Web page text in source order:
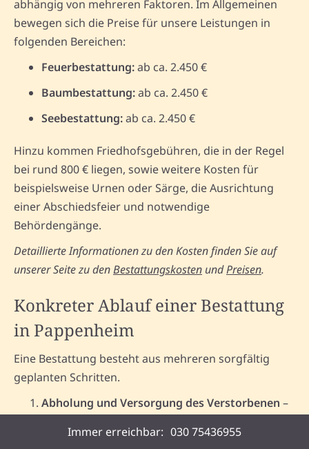
abhängig von mehreren Faktoren. Im Allgemeinen
bewegen sich die Preise für unsere Leistungen in
folgenden Bereichen:
Feuerbestattung:ab ca. 2.450 €
Baumbestattung:ab ca. 2.450 €
Seebestattung:ab ca. 2.450 €
Hinzu kommen Friedhofsgebühren, die in der Regel
bei rund 800 € liegen, sowie weitere Kosten für
beispielsweise Urnen oder Särge, die Ausrichtung
einer Abschiedsfeier und notwendige
Behördengänge.
Detaillierte Informationen zu den Kosten finden Sie auf
unserer Seite zu denBestattungskosten undPreisen.
Konkreter Ablauf einer Bestattung
in Pappenheim
Eine Bestattung besteht aus mehreren sorgfältig
geplanten Schritten.
Abholung und Versorgung des Verstorbenen –
Immer erreichbar: 030 75436955